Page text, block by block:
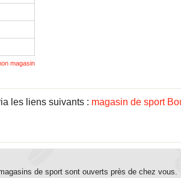
magasin
les liens suivants : magasin de sport
de sport sont ouverts près de chez vous.